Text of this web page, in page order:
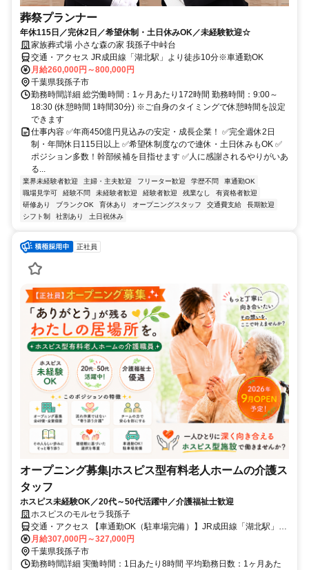
葬祭プランナー
年休115日／完休2日／希望休制・土日休みOK／未経験歓迎☆
家族葬式場 小さな森の家 我孫子中峠台
交通・アクセス JR成田線「湖北駅」より徒歩10分※車通勤OK
月給260,000円～800,000円
千葉県我孫子市
勤務時間詳細 総労働時間：1ヶ月あたり172時間 勤務時間：9:00～
18:30 (休憩時間 1時間30分) ※ご自身のタイミングで休憩時間を設定
できます
仕事内容 ✅年商450億円見込みの安定・成長企業！ ✅完全週休2日
制・年間休日115日以上 ✅希望休制度なので連休・土日休みもOK ✅
ポジション多数！幹部候補を目指せます ✅人に感謝されるやりがいあ
る...
業界未経験者歓迎 主婦・主夫歓迎 フリーター歓迎 学歴不問
車通勤OK
職場見学可
経験不問 未経験者歓迎 経験者歓迎 残業なし
有資格者歓迎
研修あり
ブランクOK 育休あり オープニングスタッフ 交通費支給
長期歓迎
シフト制
社割あり 土日祝休み
正社員
オープニング募集|ホスピス型有料老人ホームの介護ス
タッフ
ホスピス未経験OK／20代～50代活躍中／介護福祉士歓迎
ホスピスのモルセラ我孫子
交通・アクセス 【車通勤OK（駐車場完備）】JR成田線「湖北駅」北
口徒歩13分、国道356号線沿い（セブンイレブン我孫子中里店の横）
月給307,000円～327,000円
千葉県我孫子市
勤務時間詳細 実働時間：1日あたり8時間 平均勤務日数：1ヶ月あた